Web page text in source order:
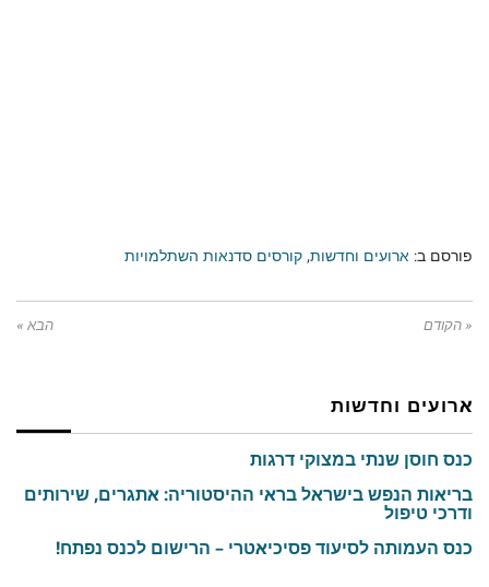
פורסם ב: ארועים וחדשות, קורסים סדנאות השתלמויות
« הקודם הבא »
ארועים וחדשות
כנס חוסן שנתי במצוקי דרגות
בריאות הנפש בישראל בראי ההיסטוריה: אתגרים, שירותים
ודרכי טיפול
כנס העמותה לסיעוד פסיכיאטרי – הרישום לכנס נפתח!